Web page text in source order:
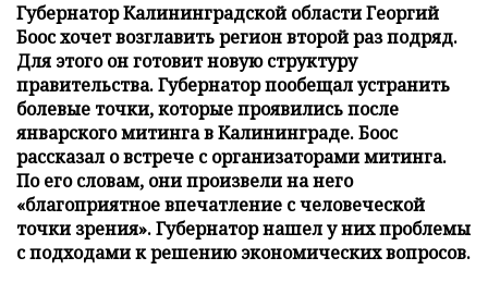
Губернатор Калининградской области Георгий
Боос хочет возглавить регион второй раз подряд.
Для этого он готовит новую структуру
правительства. Губернатор пообещал устранить
болевые точки, которые проявились после
январского митинга в Калининграде. Боос
рассказал о встрече с организаторами митинга.
По его словам, они произвели на него
«благоприятное впечатление с человеческой
точки зрения». Губернатор нашел у них проблемы
с подходами к решению экономических вопросов.